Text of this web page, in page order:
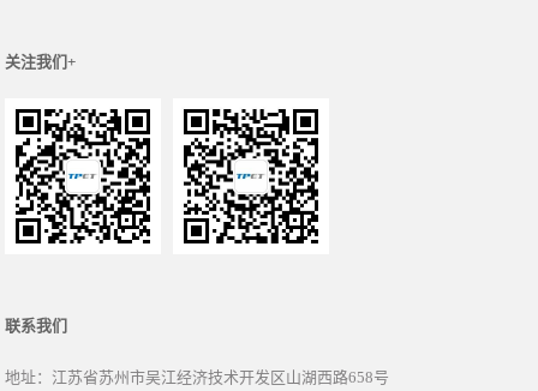
关注我们+
联系我们
地址：江苏省苏州市吴江经济技术开发区山湖西路658号